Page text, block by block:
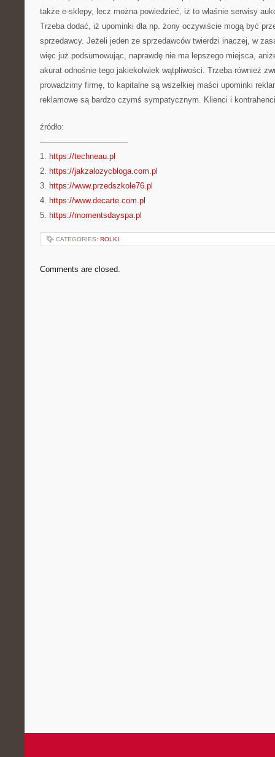
także e-sklepy, lecz można powiedzieć, iż to właśnie serwisy
Trzeba dodać, iż upominki dla np. żony oczywiście mogą być
sprzedawcy. Jeżeli jeden ze sprzedawców twierdzi inaczej, w
więc już podsumowując, naprawdę nie ma lepszego miejsca,
akurat odnośnie tego jakiekolwiek wątpliwości. Trzeba również
prowadzimy firmę, to kapitalne są wszelkiej maści upominki
reklamowe są bardzo czymś sympatycznym. Klienci i
źródło:
———————————
1. https://techneau.pl
2. https://jakzalozycbloga.com.pl
3. https://www.przedszkole76.pl
4. https://www.decarte.com.pl
5. https://momentsdayspa.pl
CATEGORIES: ROLKI
Comments are closed.